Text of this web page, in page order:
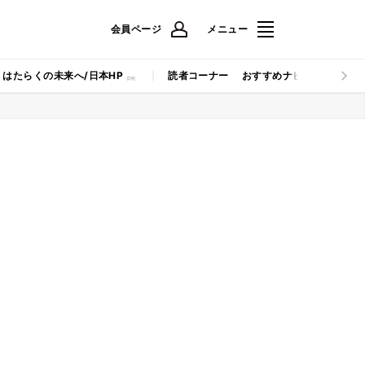
会員ページ メニュー
はたらくの未来へ/日本HP 読者コーナー おすすめナビ マイナビ